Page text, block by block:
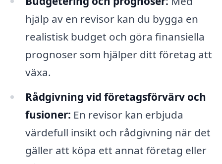
hjälp av en revisor kan du bygga en
realistisk budget och göra finansiella
prognoser som hjälper ditt företag att
växa.
Rådgivning vid företagsförvärv och
fusioner: En revisor kan erbjuda
värdefull insikt och rådgivning när det
gäller att köpa ett annat företag eller